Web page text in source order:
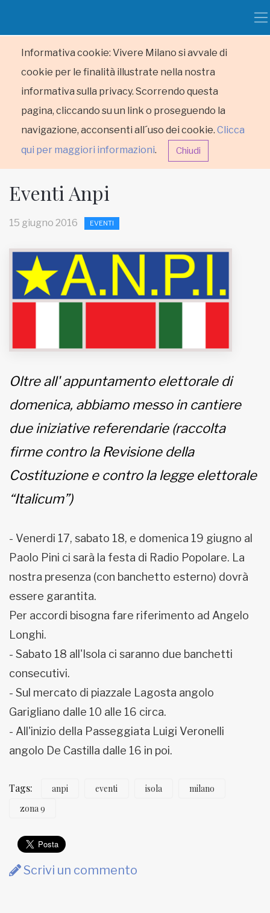
Informativa cookie: Vivere Milano si avvale di
cookie per le finalità illustrate nella nostra
informativa sulla privacy. Scorrendo questa
pagina, cliccando su un link o proseguendo la
navigazione, acconsenti all´uso dei cookie. Clicca
qui per maggiori informazioni. Chiudi
RUBRICHE
MUNICIPI
www.viveremilano.info
Bernardis
Imbonati, 89 20159 Milano (Italia)
Informativa sulla privacy
Eventi Anpi
15 giugno 2016 EVENTI
Oltre all' appuntamento elettorale di
domenica, abbiamo messo in cantiere
due iniziative referendarie (raccolta
firme contro la Revisione della
Costituzione e contro la legge elettorale
“Italicum”)
- Venerdi 17, sabato 18, e domenica 19 giugno al
Paolo Pini ci sarà la festa di Radio Popolare. La
nostra presenza (con banchetto esterno) dovrà
essere garantita.
Per accordi bisogna fare riferimento ad Angelo
Longhi.
- Sabato 18 all'Isola ci saranno due banchetti
consecutivi.
- Sul mercato di piazzale Lagosta angolo
Garigliano dalle 10 alle 16 circa.
- All'inizio della Passeggiata Luigi Veronelli
angolo De Castilla dalle 16 in poi.
Tags: anpi eventi isola
milano
zona 9
Scrivi un commento